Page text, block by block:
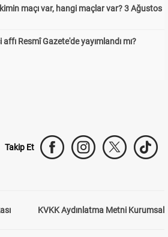
maçı var, hangi maçlar var? 3 Ağustos
affı Resmî Gazete'de yayımlandı mı?
Takip Et
KVKK Aydınlatma Metni Kurumsal